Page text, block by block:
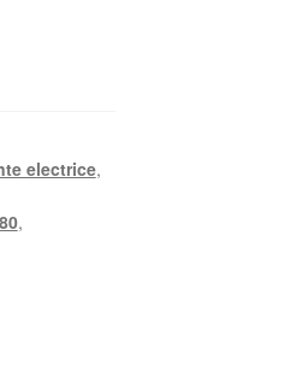
electrice,
,